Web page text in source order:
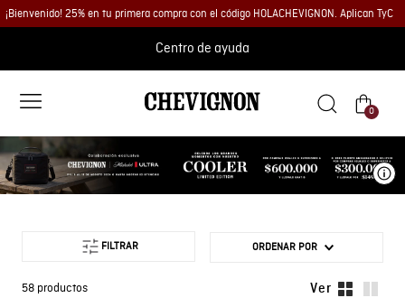
¡Bienvenido! 25% en tu primera compra con el código HOLACHEVIGNON. Aplican TyC
Centro de ayuda
0
FILTRAR ORDENAR POR
58 productos